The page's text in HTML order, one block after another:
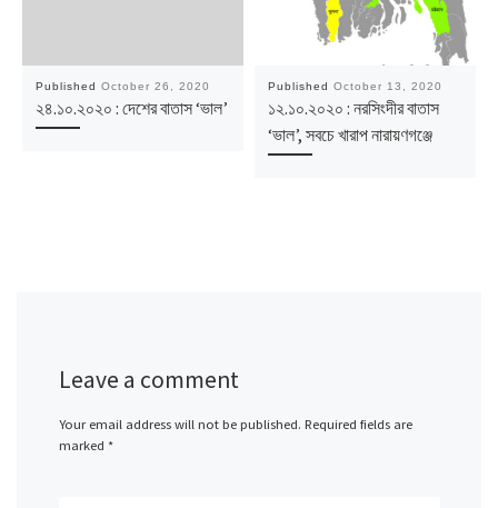
Published October 26, 2020
২৪.১০.২০২০ : দেশের বাতাস ‘ভাল’
Published October 13, 2020
১২.১০.২০২০ : নরসিংদীর বাতাস
‘ভাল’, সবচে খারাপ নারায়ণগঞ্জে
Leave a comment
Your email address will not be published. Required fields are
marked *